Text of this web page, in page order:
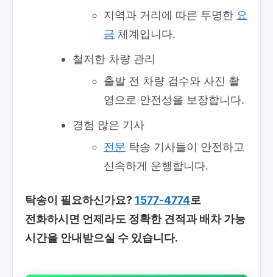
지역과 거리에 따른 투명한 요
금 체계입니다.
철저한 차량 관리
출발 전 차량 검수와 사진 촬
영으로 안전성을 보장합니다.
경험 많은 기사
전문 탁송 기사들이 안전하고
신속하게 운행합니다.
탁송이 필요하신가요? 1577-4774로
전화하시면 언제라도 정확한 견적과 배차 가능
시간을 안내받으실 수 있습니다.